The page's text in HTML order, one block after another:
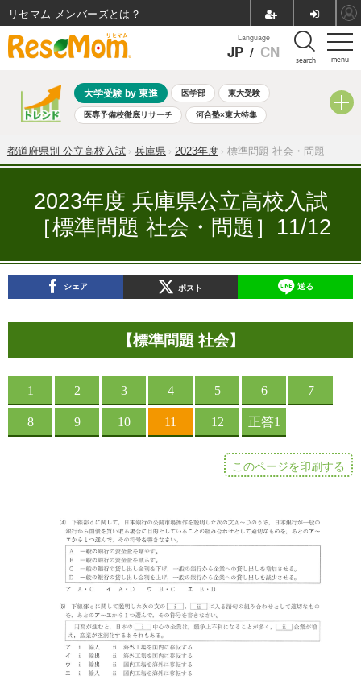
menu
Language
JP / CN search
大学受験 by 東進 医学部 東大受験
医専予備校徹底リサーチ 河合塾×東大特集
共通テスト 夏休み 8月開催学校説明会・相談会
自由研究教材（小学生向け） 自由研究教材（中学生向け）
ランキング
都道府県別 公立高校入試 兵庫県 2023年度 標準問題 社会・問題
2023年度 兵庫県公立高校入試
［標準問題 社会・問題］11/12
シェア ポスト 送る
【標準問題 社会】
このページを印刷する
リセマム メンバーズ